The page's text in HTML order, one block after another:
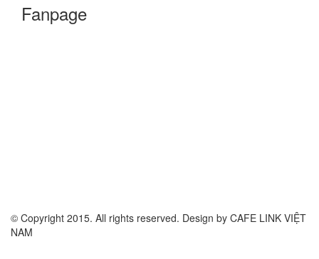
Fanpage
© Copyright 2015. All rights reserved. Design by CAFE LINK VIỆT
NAM